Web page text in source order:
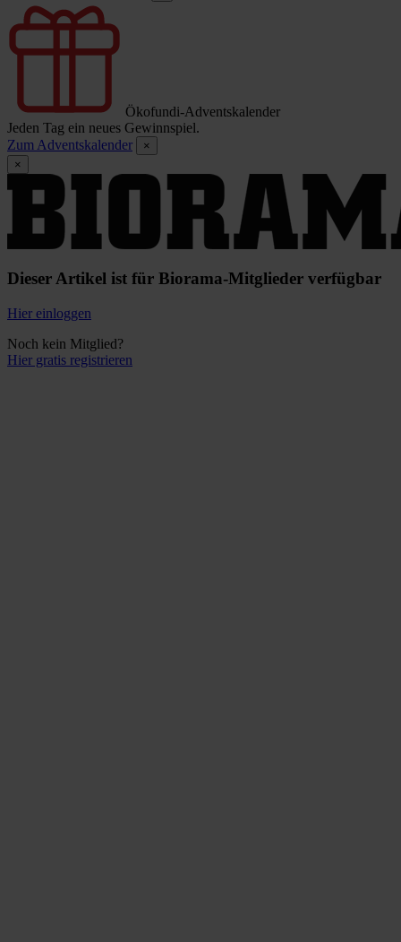
Ökofundi-Adventskalender
Jeden Tag ein neues Gewinnspiel.
Zum Adventskalender
×
×
Dieser Artikel ist für Biorama-Mitglieder verfügbar
Hier einloggen
Noch kein Mitglied?
Hier gratis registrieren